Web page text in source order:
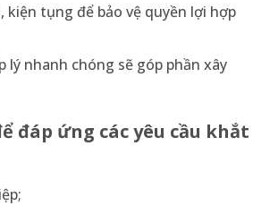
kiện tụng để bảo vệ quyền lợi hợp
lý nhanh chóng sẽ góp phần xây
đáp ứng các yêu cầu khắt